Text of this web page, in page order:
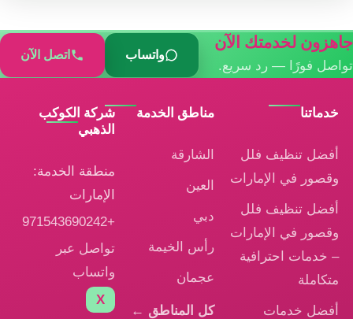
جاهزون لخدمتك الآن
تواصل فورًا — رد سريع.
واتساب اتصل الآن
خدماتنا
أفضل تنظيف فلل
وقصور في الإمارات
أفضل تنظيف فلل
وقصور في الإمارات
– خدمات احترافية
متكاملة
أفضل خدمات
مناطق الخدمة
الشارقة
العين
دبي
رأس الخيمة
عجمان
كل المناطق ←
شركة الكوكب
الذهبي
منطقة الخدمة:
الإمارات
+971543690242
تواصل عبر
واتساب
X